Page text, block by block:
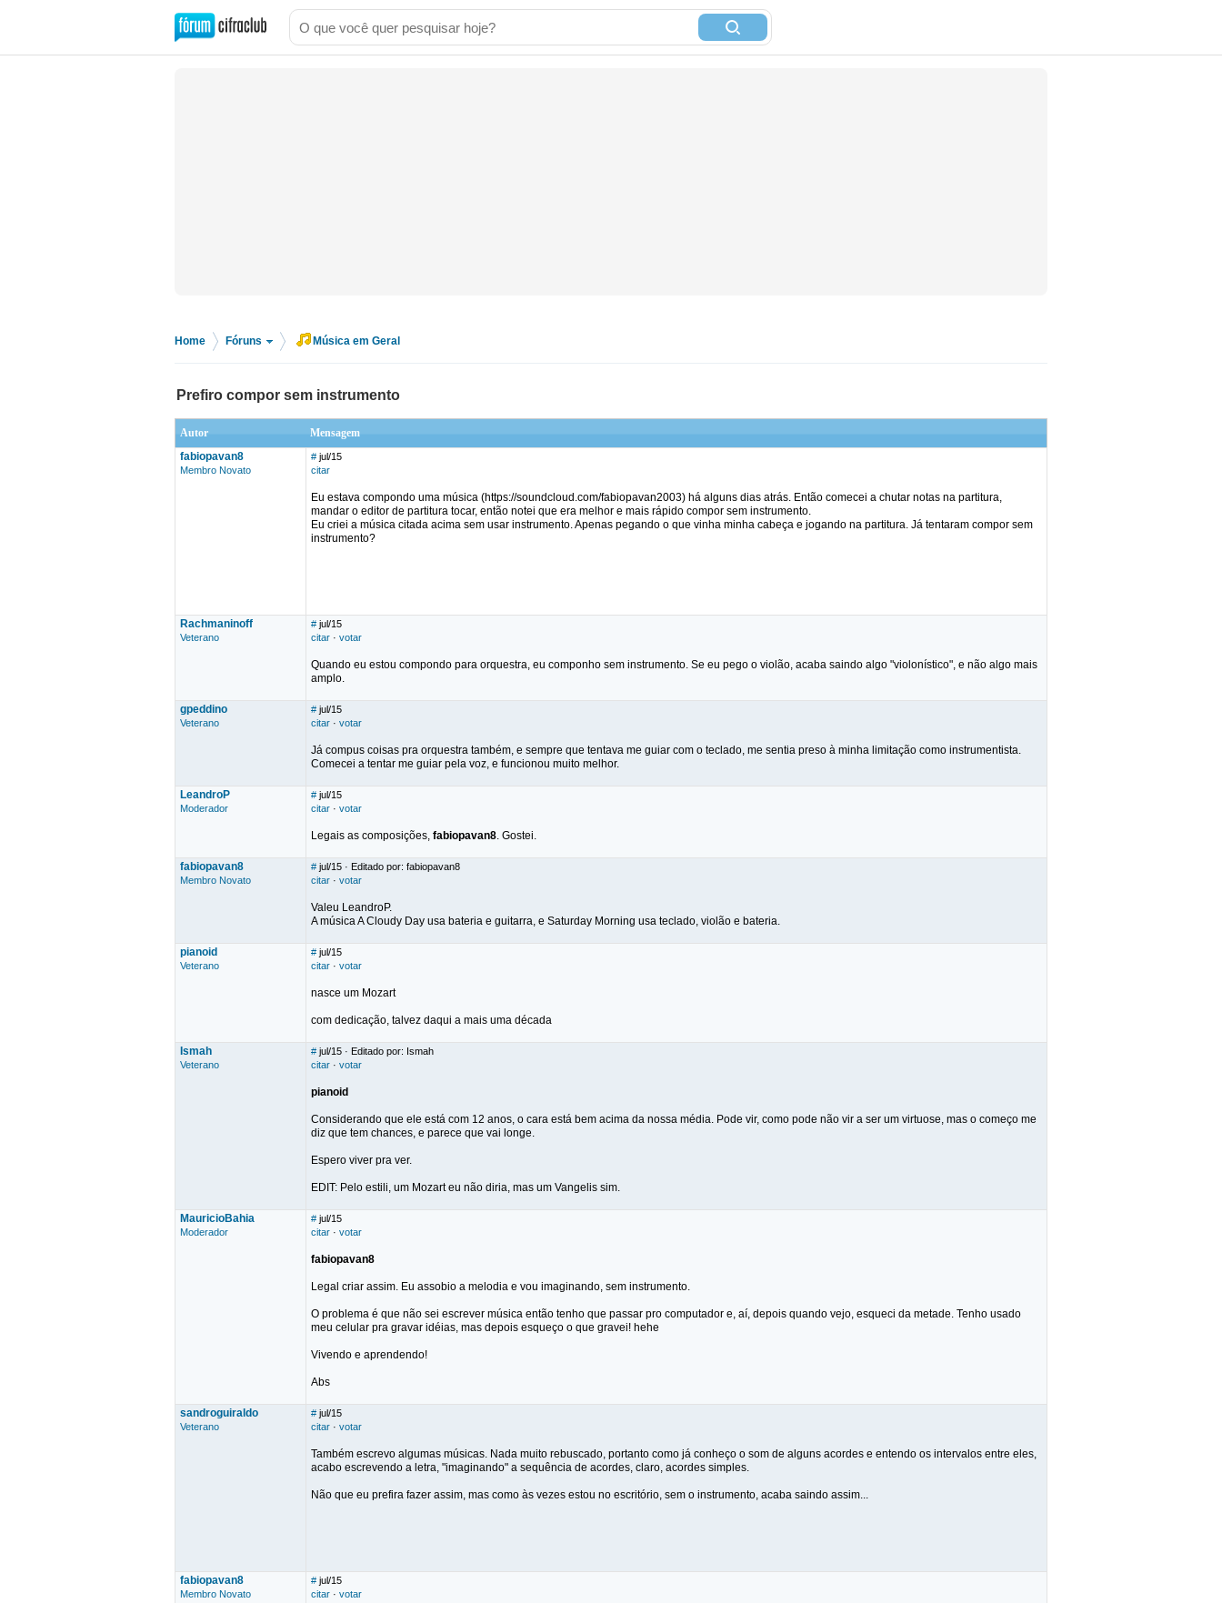
Home Fóruns Música em Geral
Prefiro compor sem instrumento
Autor
Mensagem
fabiopavan8
Membro Novato
# jul/15
citar
Eu estava compondo uma música (https://soundcloud.com/fabiopavan2003) há alguns dias atrás. Então comecei a chutar notas na partitura,
mandar o editor de partitura tocar, então notei que era melhor e mais rápido compor sem instrumento.
Eu criei a música citada acima sem usar instrumento. Apenas pegando o que vinha minha cabeça e jogando na partitura. Já tentaram compor sem
instrumento?
Rachmaninoff
Veterano
# jul/15
citar · votar
Quando eu estou compondo para orquestra, eu componho sem instrumento. Se eu pego o violão, acaba saindo algo "violonístico", e não algo mais
amplo.
gpeddino
Veterano
# jul/15
citar · votar
Já compus coisas pra orquestra também, e sempre que tentava me guiar com o teclado, me sentia preso à minha limitação como instrumentista.
Comecei a tentar me guiar pela voz, e funcionou muito melhor.
LeandroP
Moderador
# jul/15
citar · votar
Legais as composições, fabiopavan8. Gostei.
fabiopavan8
Membro Novato
# jul/15 · Editado por: fabiopavan8
citar · votar
Valeu LeandroP.
A música A Cloudy Day usa bateria e guitarra, e Saturday Morning usa teclado, violão e bateria.
pianoid
Veterano
# jul/15
citar · votar
nasce um Mozart
com dedicação, talvez daqui a mais uma década
Ismah
Veterano
# jul/15 · Editado por: Ismah
citar · votar
pianoid
Considerando que ele está com 12 anos, o cara está bem acima da nossa média. Pode vir, como pode não vir a ser um virtuose, mas o começo me
diz que tem chances, e parece que vai longe.
Espero viver pra ver.
EDIT: Pelo estili, um Mozart eu não diria, mas um Vangelis sim.
MauricioBahia
Moderador
# jul/15
citar · votar
fabiopavan8
Legal criar assim. Eu assobio a melodia e vou imaginando, sem instrumento.
O problema é que não sei escrever música então tenho que passar pro computador e, aí, depois quando vejo, esqueci da metade. Tenho usado
meu celular pra gravar idéias, mas depois esqueço o que gravei! hehe
Vivendo e aprendendo!
Abs
sandroguiraldo
Veterano
# jul/15
citar · votar
Também escrevo algumas músicas. Nada muito rebuscado, portanto como já conheço o som de alguns acordes e entendo os intervalos entre eles,
acabo escrevendo a letra, "imaginando" a sequência de acordes, claro, acordes simples.
Não que eu prefira fazer assim, mas como às vezes estou no escritório, sem o instrumento, acaba saindo assim...
fabiopavan8
Membro Novato
# jul/15
citar · votar